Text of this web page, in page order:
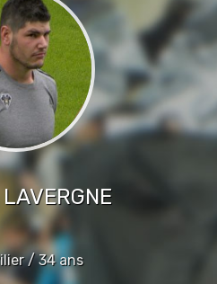
LAVERGNE
/ 34 ans